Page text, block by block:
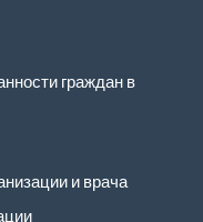
граждан в
и врача